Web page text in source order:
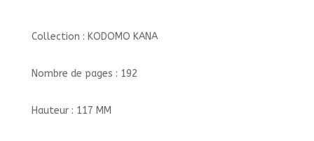
Collection : KODOMO KANA
Nombre de pages : 192
Hauteur : 117 MM